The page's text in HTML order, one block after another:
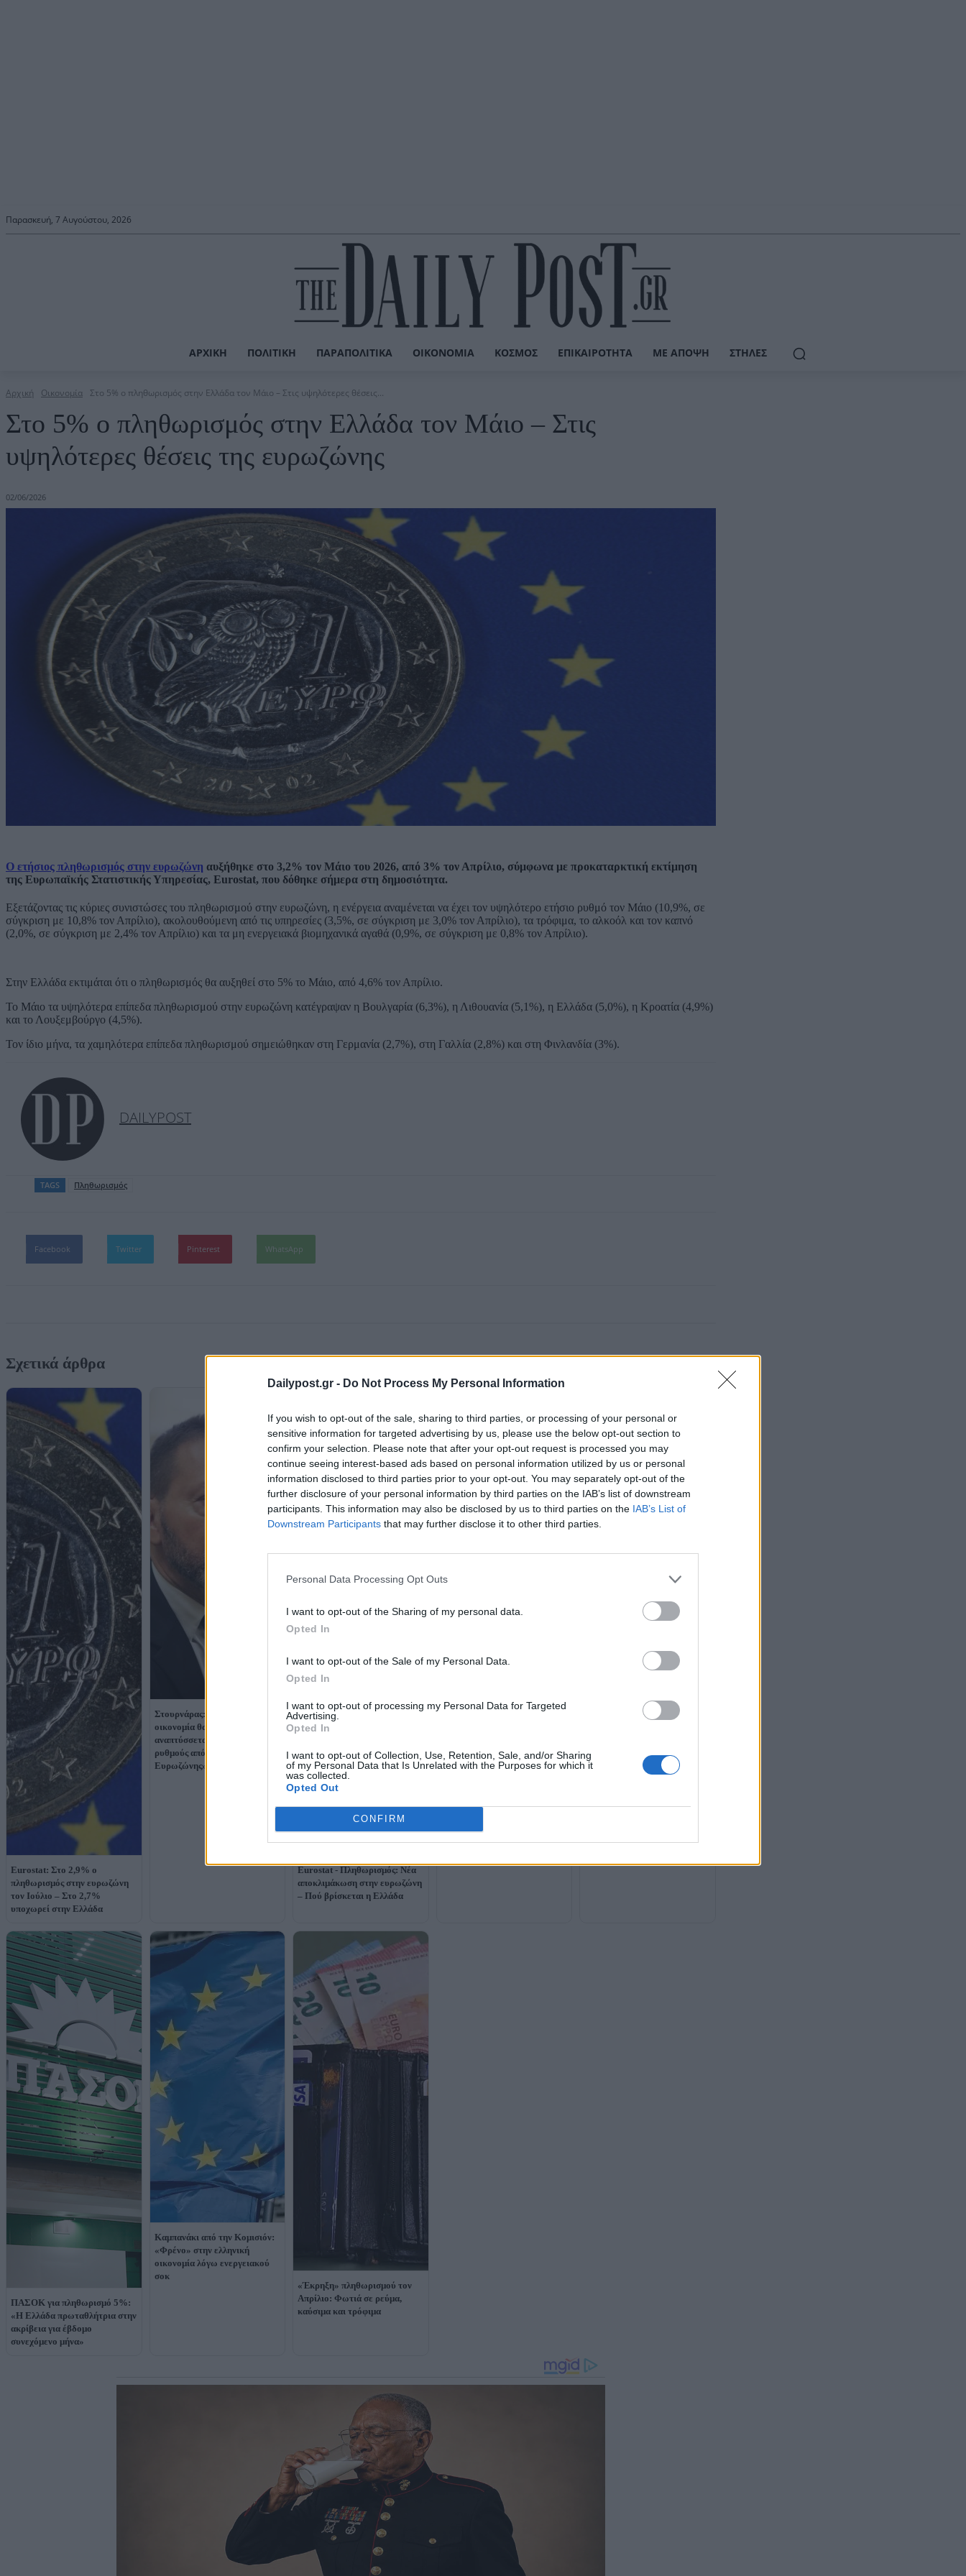
Dailypost.gr - Do Not Process My Personal Information
If you wish to opt-out of the sale, sharing to third parties, or processing of your personal or
sensitive information for targeted advertising by us, please use the below opt-out section to
confirm your selection. Please note that after your opt-out request is processed you may
continue seeing interest-based ads based on personal information utilized by us or personal
information disclosed to third parties prior to your opt-out. You may separately opt-out of the
further disclosure of your personal information by third parties on the IAB’s list of downstream
participants. This information may also be disclosed by us to third parties on the IAB’s List of
Downstream Participants that may further disclose it to other third parties.
Personal Data Processing Opt Outs
I want to opt-out of the Sharing of my personal data.
Opted In
I want to opt-out of the Sale of my Personal Data.
Opted In
I want to opt-out of processing my Personal Data for Targeted
Advertising.
Opted In
I want to opt-out of Collection, Use, Retention, Sale, and/or Sharing
of my Personal Data that Is Unrelated with the Purposes for which it
was collected.
Opted Out
CONFIRM
Παρασκευή, 7 Αυγούστου, 2026
ΑΡΧΙΚΉ ΠΟΛΙΤΙΚΉ ΠΑΡΑΠΟΛΙΤΙΚΆ ΟΙΚΟΝΟΜΊΑ ΚΌΣΜΟΣ ΕΠΙΚΑΙΡΌΤΗΤΑ ΜΕ ΆΠΟΨΗ ΣΤΉΛΕΣ
Αρχική Οικονομία Στο 5% ο πληθωρισμός στην Ελλάδα τον Μάιο – Στις υψηλότερες θέσεις...
Στο 5% ο πληθωρισμός στην Ελλάδα τον Μάιο – Στις
υψηλότερες θέσεις της ευρωζώνης
02/06/2026
Ο ετήσιος πληθωρισμός στην ευρωζώνη αυξήθηκε στο 3,2% τον Μάιο του 2026, από 3% τον Απρίλιο, σύμφωνα με προκαταρκτική εκτίμηση
της Ευρωπαϊκής Στατιστικής Υπηρεσίας, Eurostat, που δόθηκε σήμερα στη δημοσιότητα.
Εξετάζοντας τις κύριες συνιστώσες του πληθωρισμού στην ευρωζώνη, η ενέργεια αναμένεται να έχει τον υψηλότερο ετήσιο ρυθμό τον Μάιο (10,9%, σε
σύγκριση με 10,8% τον Απρίλιο), ακολουθούμενη από τις υπηρεσίες (3,5%, σε σύγκριση με 3,0% τον Απρίλιο), τα τρόφιμα, το αλκοόλ και τον καπνό
(2,0%, σε σύγκριση με 2,4% τον Απρίλιο) και τα μη ενεργειακά βιομηχανικά αγαθά (0,9%, σε σύγκριση με 0,8% τον Απρίλιο).
Στην Ελλάδα εκτιμάται ότι ο πληθωρισμός θα αυξηθεί στο 5% το Μάιο, από 4,6% τον Απρίλιο.
Το Μάιο τα υψηλότερα επίπεδα πληθωρισμού στην ευρωζώνη κατέγραψαν η Βουλγαρία (6,3%), η Λιθουανία (5,1%), η Ελλάδα (5,0%), η Κροατία (4,9%)
και το Λουξεμβούργο (4,5%).
Τον ίδιο μήνα, τα χαμηλότερα επίπεδα πληθωρισμού σημειώθηκαν στη Γερμανία (2,7%), στη Γαλλία (2,8%) και στη Φινλανδία (3%).
DAILYPOST
TAGS Πληθωρισμός
Facebook Twitter Pinterest WhatsApp
Σχετικά άρθρα
Eurostat: Στο 2,9% ο
πληθωρισμός στην ευρωζώνη
τον Ιούλιο – Στο 2,7%
υποχωρεί στην Ελλάδα
Στουρνάρας: «Η ελληνική
οικονομία θα συνεχίσει να
αναπτύσσεται με υψηλότερους
ρυθμούς από τον μέσο όρο της
Ευρωζώνης»
Eurostat - Πληθωρισμός: Νέα
αποκλιμάκωση στην ευρωζώνη
– Πού βρίσκεται η Ελλάδα
νοικοκυριών: Έως 53%
Eurostat - Ισχυρό σήμα από την
ΠΑΣΟΚ για πληθωρισμό 5%:
«Η Ελλάδα πρωταθλήτρια στην
ακρίβεια για έβδομο
συνεχόμενο μήνα»
Καμπανάκι από την Κομισιόν:
«Φρένο» στην ελληνική
οικονομία λόγω ενεργειακού
σοκ
«Έκρηξη» πληθωρισμού τον
Απρίλιο: Φωτιά σε ρεύμα,
καύσιμα και τρόφιμα